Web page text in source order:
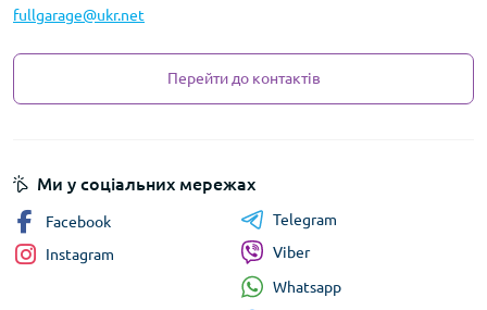
fullgarage@ukr.net
Перейти до контактів
Ми у соціальних мережах
Facebook
Instagram
Telegram
Viber
Whatsapp